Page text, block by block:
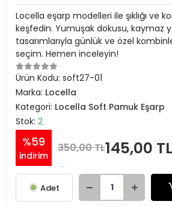
Locella eşarp modelleri ile şıklığı ve
keşfedin. Yumuşak dokusu, kaymaz
tasarımlarıyla günlük ve özel
seçim. Hemen inceleyin!
Ürün Kodu: soft27-01
Marka: Locella
Kategori: Locella Soft Pamuk Eşarp
Stok: 2
%59
indirim
350,00 TL145,00 TL
Adet